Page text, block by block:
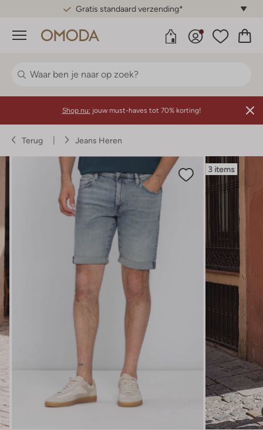
Gratis standaard verzending*
Menu
Shop nu: jouw must-haves tot 70% korting!
Terug Jeans Heren
3 items